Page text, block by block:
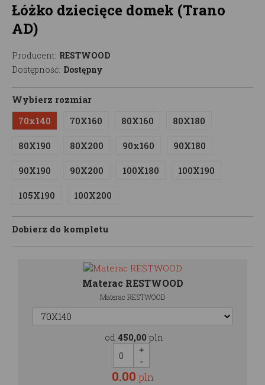
Łóżko dziecięce domek (Trano
AD)
Producent: RESTWOOD
Dostępność: Dostępny
Wybierz rozmiar
70x140
70X160 80X160 80X180
80X190 80X200 90x160 90X180
90X190 90X200 100X180 100X190
105X190 100X200
Dobierz do kompletu
Materac RESTWOOD
Materac RESTWOOD
od 450,00 pln
0.00 pln